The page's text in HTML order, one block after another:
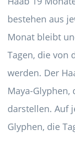
bestehen aus
Monat bleibt
Tagen, die von
werden. Der
Maya-Glyphen,
darstellen. Auf
Glyphen, die